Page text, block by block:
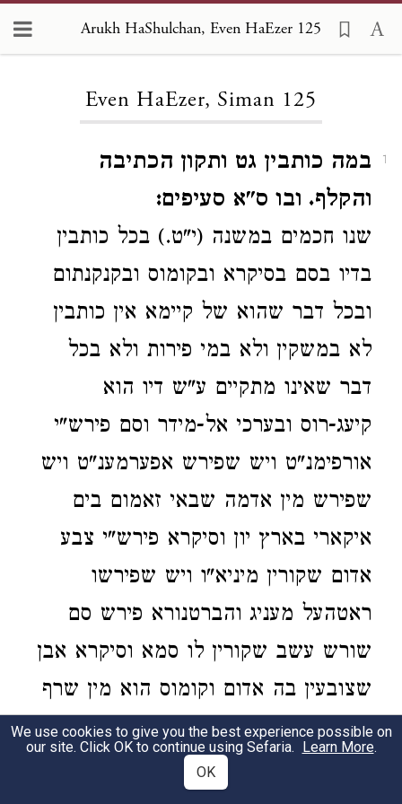
Arukh HaShulchan, Even HaEzer 125
Even HaEzer, Siman 125
1
במה כותבין גט ותקון הכתיבה
והקלף. ובו ס"א סעיפים:
שנו חכמים במשנה (י"ט.) בכל כותבין
בדיו בסם בסיקרא ובקומוס ובקנקנתום
ובכל דבר שהוא של קיימא אין כותבין
לא במשקין ולא במי פירות ולא בכל
דבר שאינו מתקיים ע"ש דיו הוא
קיעג-רוס ובערכי אל-מידר וסם פירש"י
אורפימנ"ט ויש שפירש אפערמענ"ט ויש
שפירש מין אדמה שבאי זאמום בים
איקארי בארץ יון וסיקרא פירש"י צבע
אדום שקורין מיניא"ו ויש שפירשו
ראטהעל מעניג והברטנורא פירש סם
שורש עשב שקורין לו סמא וסיקרא אבן
שצובעין בה אדום וקומוס הוא מין שרף
שקורין גומ"א וקנקנתום פירשו בגמ'
חרתא דאושכפי ופירש"י אדרמנ"ט ותוס'
We use cookies to give you the best experience possible on
our site. Click OK to continue using Sefaria. Learn More.
OK